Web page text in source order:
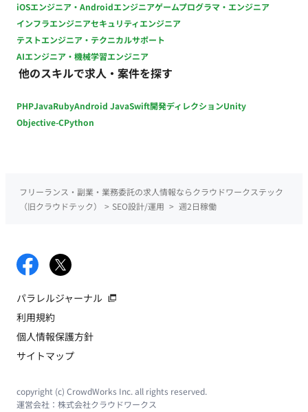
iOSエンジニア・Androidエンジニアゲームプログラマ・エンジニア
インフラエンジニアセキュリティエンジニア
テストエンジニア・テクニカルサポート
AIエンジニア・機械学習エンジニア
他のスキルで求人・案件を探す
PHPJavaRubyAndroid JavaSwift開発ディレクションUnity
Objective-CPython
フリーランス・副業・業務委託の求人情報ならクラウドワークステック
（旧クラウドテック）
> SEO設計/運用 > 週2日稼働
パラレルジャーナル
利用規約
個人情報保護方針
サイトマップ
copyright (c) CrowdWorks Inc. all rights reserved.
運営会社： 株式会社クラウドワークス